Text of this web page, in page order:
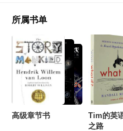
Slimy Aliens The Fight for
Ugly Bugs Vicious Veg
所属书单
高级章节书
Tim的英
之路